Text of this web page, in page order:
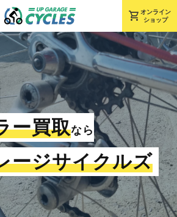
shopping_cart オンライン
ショップ
ー買取なら
ージサイクルズ